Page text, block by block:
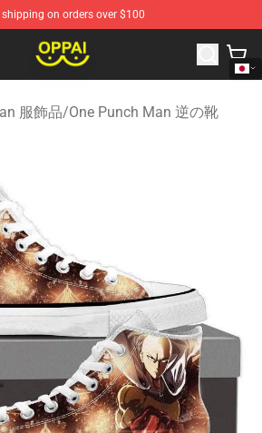
shipping on orders over $100
Oppai Merchandise Shop
服飾品/One Punch Man 逆の靴